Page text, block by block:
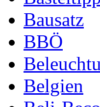
Bausatz
BBÖ
Belgien